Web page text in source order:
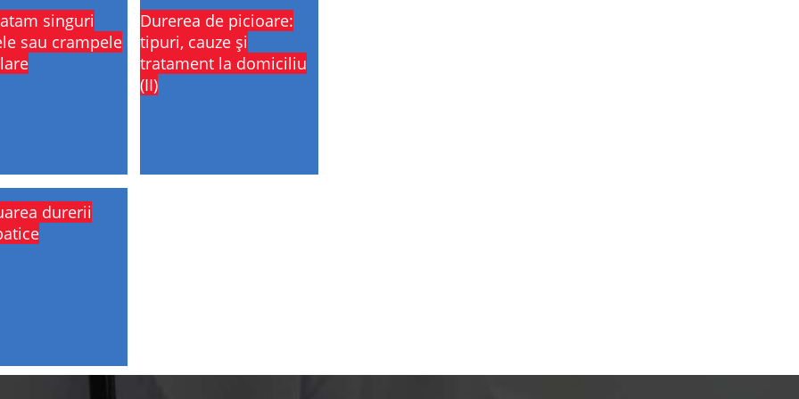
singuri
sau crampele
Durerea de picioare:
tipuri, cauze și
tratament la domiciliu
(II)
durerii